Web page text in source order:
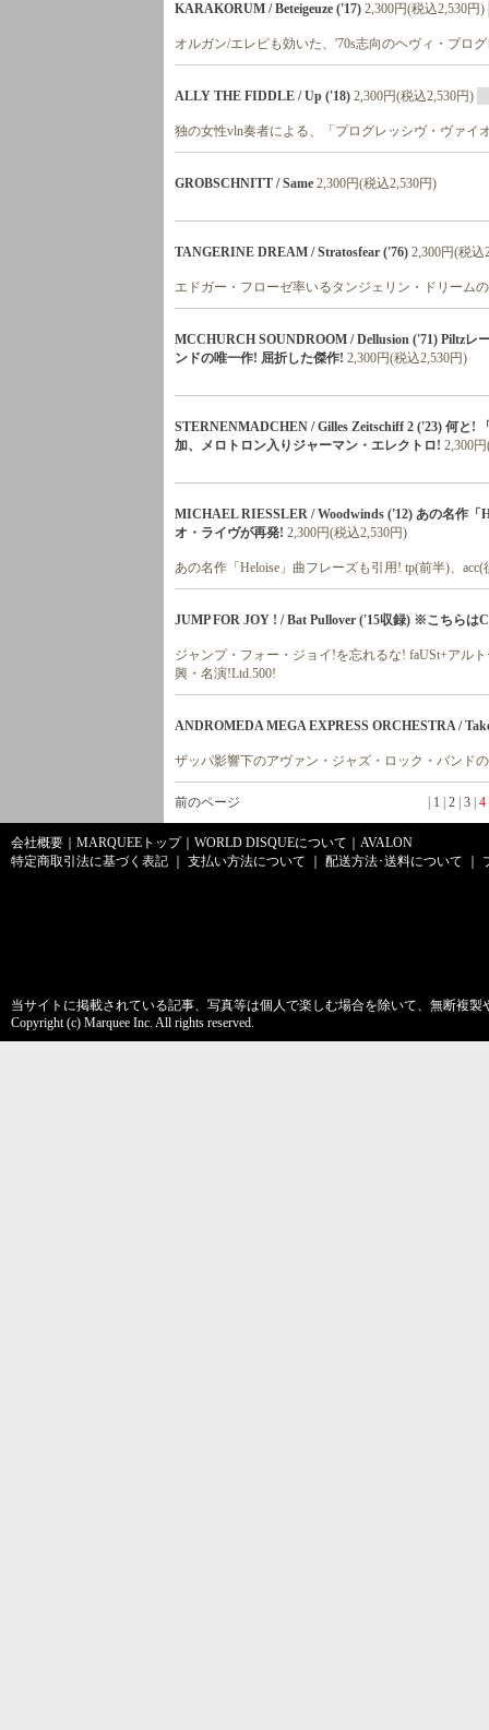
KARAKORUM / Beteigeuze ('17) 2,300円(税込2,530円)
オルガン/エレピも効いた、'70s志向のヘヴィ・プロ
ALLY THE FIDDLE / Up ('18) 2,300円(税込2,530円)
独の女性vln奏者による、「プログレッシヴ・ヴァイ
GROBSCHNITT / Same 2,300円(税込2,530円)
TANGERINE DREAM / Stratosfear ('76) 2,300円(税込
エドガー・フローゼ率いるタンジェリン・ドリーム
MCCHURCH SOUNDROOM / Dellusion ('71) Piltzレ
ンドの唯一作! 屈折した傑作! 2,300円(税込2,530円)
STERNENMADCHEN / Gilles Zeitschiff 2 ('23) 何と!
加、メロトロン入りジャーマン・エレクトロ! 2,300
MICHAEL RIESSLER / Woodwinds ('12) あの名作「
オ・ライヴが再発! 2,300円(税込2,530円)
あの名作「Heloise」曲フレーズも引用! tp(前半)、
JUMP FOR JOY ! / Bat Pullover ('15収録) ※こちらは
ジャンプ・フォー・ジョイ!を忘れるな! faUSt+アル
興・名演!Ltd.500!
ANDROMEDA MEGA EXPRESS ORCHESTRA /
ザッパ影響下のアヴァン・ジャズ・ロック・バンドの
前のページ 1 |2 |3 |4
会社概要 MARQUEEトップ｜ WORLD DISQUEについて
AVALON
特定商取引法に基づく表記
支払い方法について 配送方法･送料について
当サイトに掲載されている記事、写真等は個人で楽しむ場合を除いて、無断複
Copyright (c) Marquee Inc. All rights reserved.